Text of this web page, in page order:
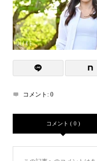
コメント: 0
コメント ( 0 )